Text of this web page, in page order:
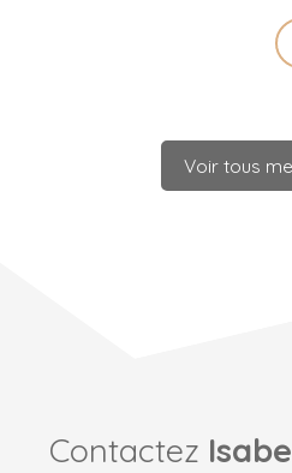
Voir tous
Contactez